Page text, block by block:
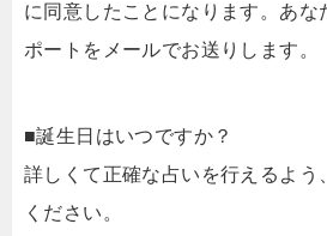
に同意したことになります。あな
ポートをメールでお送りします。
■誕生日はいつですか？
詳しくて正確な占いを行えるよう
ください。